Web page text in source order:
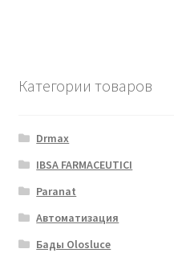
Категории товаров
Drmax
IBSA FARMACEUTICI
Paranat
Автоматизация
Бады Olosluce